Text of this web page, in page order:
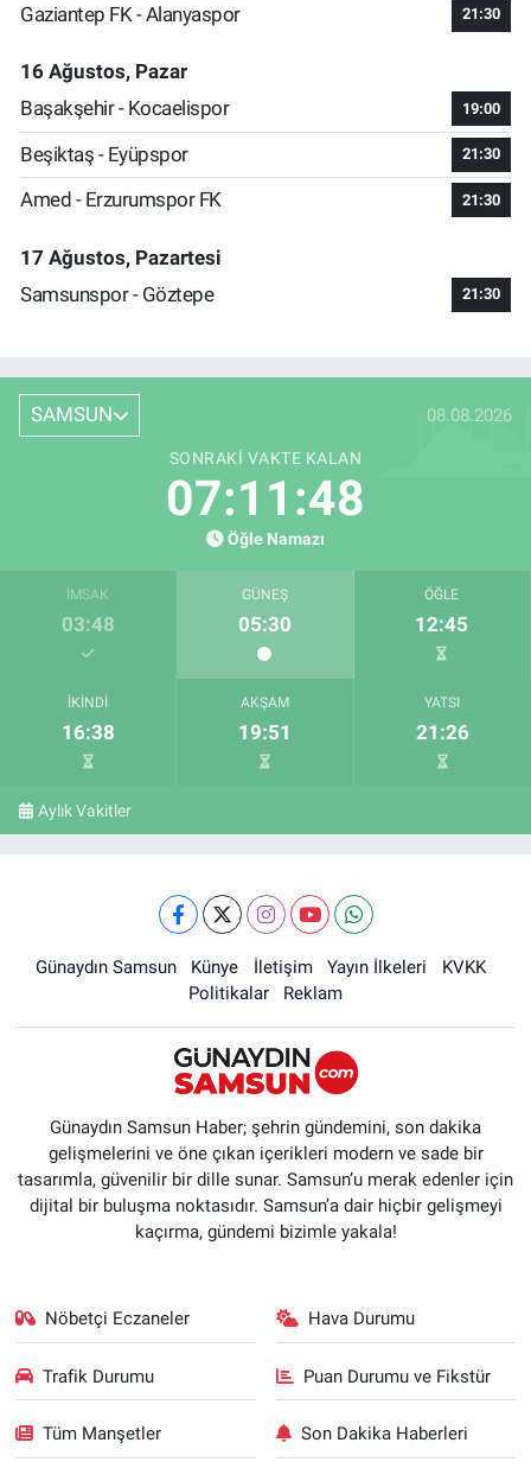
Gaziantep FK - Alanyaspor 21:30
16 Ağustos, Pazar
Başakşehir - Kocaelispor
19:00
Beşiktaş - Eyüpspor 21:30
Amed - Erzurumspor FK 21:30
17 Ağustos, Pazartesi
Samsunspor - Göztepe
21:30
SAMSUN 08.08.2026
SONRAKI VAKTE KALAN
07:11:47
Öğle Namazı
İMSAK
03:48
GÜNEŞ
05:30
ÖĞLE
12:45
İKINDI
16:38
AKŞAM
19:51
YATSI
21:26
Aylık Vakitler
Günaydın Samsun Künye İletişim Yayın İlkeleri
KVKK
Politikalar
Reklam
Günaydın Samsun Haber; şehrin gündemini, son dakika
gelişmelerini ve öne çıkan içerikleri modern ve sade bir
tasarımla, güvenilir bir dille sunar. Samsun’u merak edenler için
dijital bir buluşma noktasıdır. Samsun’a dair hiçbir gelişmeyi
kaçırma, gündemi bizimle yakala!
Nöbetçi Eczaneler Hava Durumu
Trafik Durumu Puan Durumu ve Fikstür
Tüm Manşetler Son Dakika Haberleri